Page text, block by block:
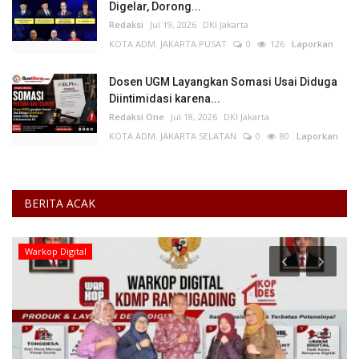
Digelar, Dorong...
Redaksi Jul 19, 2026 DKI Jakarta
KOTA ADM. JAKARTA PUSAT
0 126 Laporkan
Dosen UGM Layangkan Somasi Usai Diduga
Diintimidasi karena...
Redaksi One Jul 18, 2026 DKI Jakarta
KOTA ADM. JAKARTA SELATAN
0 80 Laporkan
BERITA ACAK
Ekonomi